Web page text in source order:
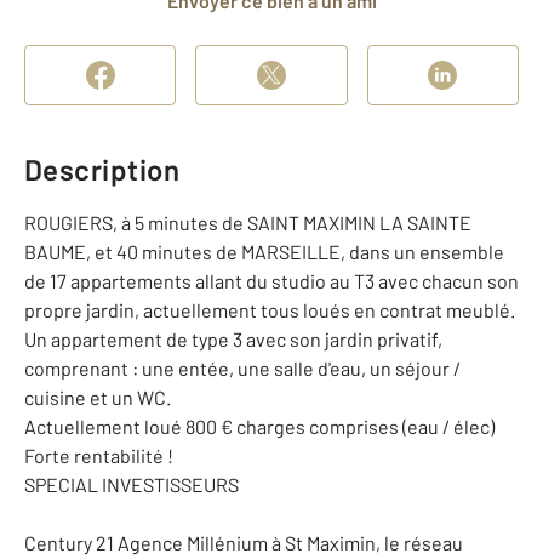
Description
ROUGIERS, à 5 minutes de SAINT MAXIMIN LA SAINTE
BAUME, et 40 minutes de MARSEILLE, dans un ensemble
de 17 appartements allant du studio au T3 avec chacun son
propre jardin, actuellement tous loués en contrat meublé.
Un appartement de type 3 avec son jardin privatif,
comprenant : une entée, une salle d'eau, un séjour /
cuisine et un WC.
Actuellement loué 800 € charges comprises (eau / élec)
Forte rentabilité !
SPECIAL INVESTISSEURS
Century 21 Agence Millénium à St Maximin, le réseau